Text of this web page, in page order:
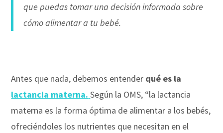
que puedas tomar una decisión informada sobre
cómo alimentar a tu bebé.
Antes que nada, debemos entender qué es la
lactancia materna. Según la OMS, “la lactancia
materna es la forma óptima de alimentar a los bebés,
ofreciéndoles los nutrientes que necesitan en el